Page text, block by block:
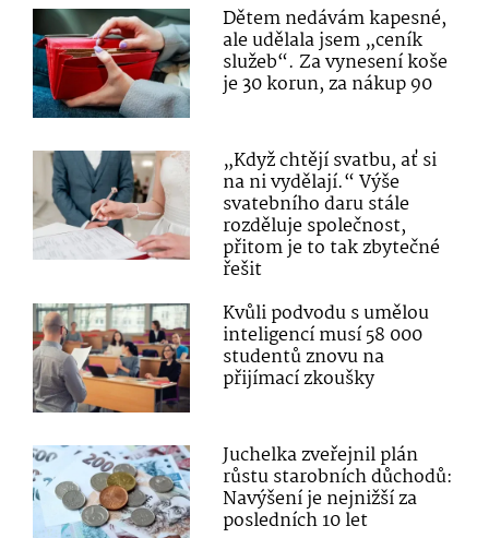
Dětem nedávám kapesné,
ale udělala jsem „ceník
služeb“. Za vynesení koše
je 30 korun, za nákup 90
„Když chtějí svatbu, ať si
na ni vydělají.“ Výše
svatebního daru stále
rozděluje společnost,
přitom je to tak zbytečné
řešit
Kvůli podvodu s umělou
inteligencí musí 58 000
studentů znovu na
přijímací zkoušky
Juchelka zveřejnil plán
růstu starobních důchodů:
Navýšení je nejnižší za
posledních 10 let